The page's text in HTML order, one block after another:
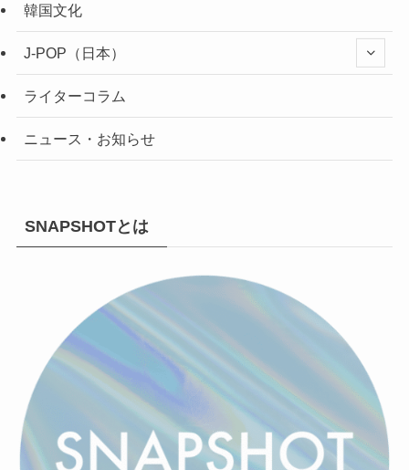
韓国文化
J-POP（日本）
ライターコラム
ニュース・お知らせ
SNAPSHOTとは